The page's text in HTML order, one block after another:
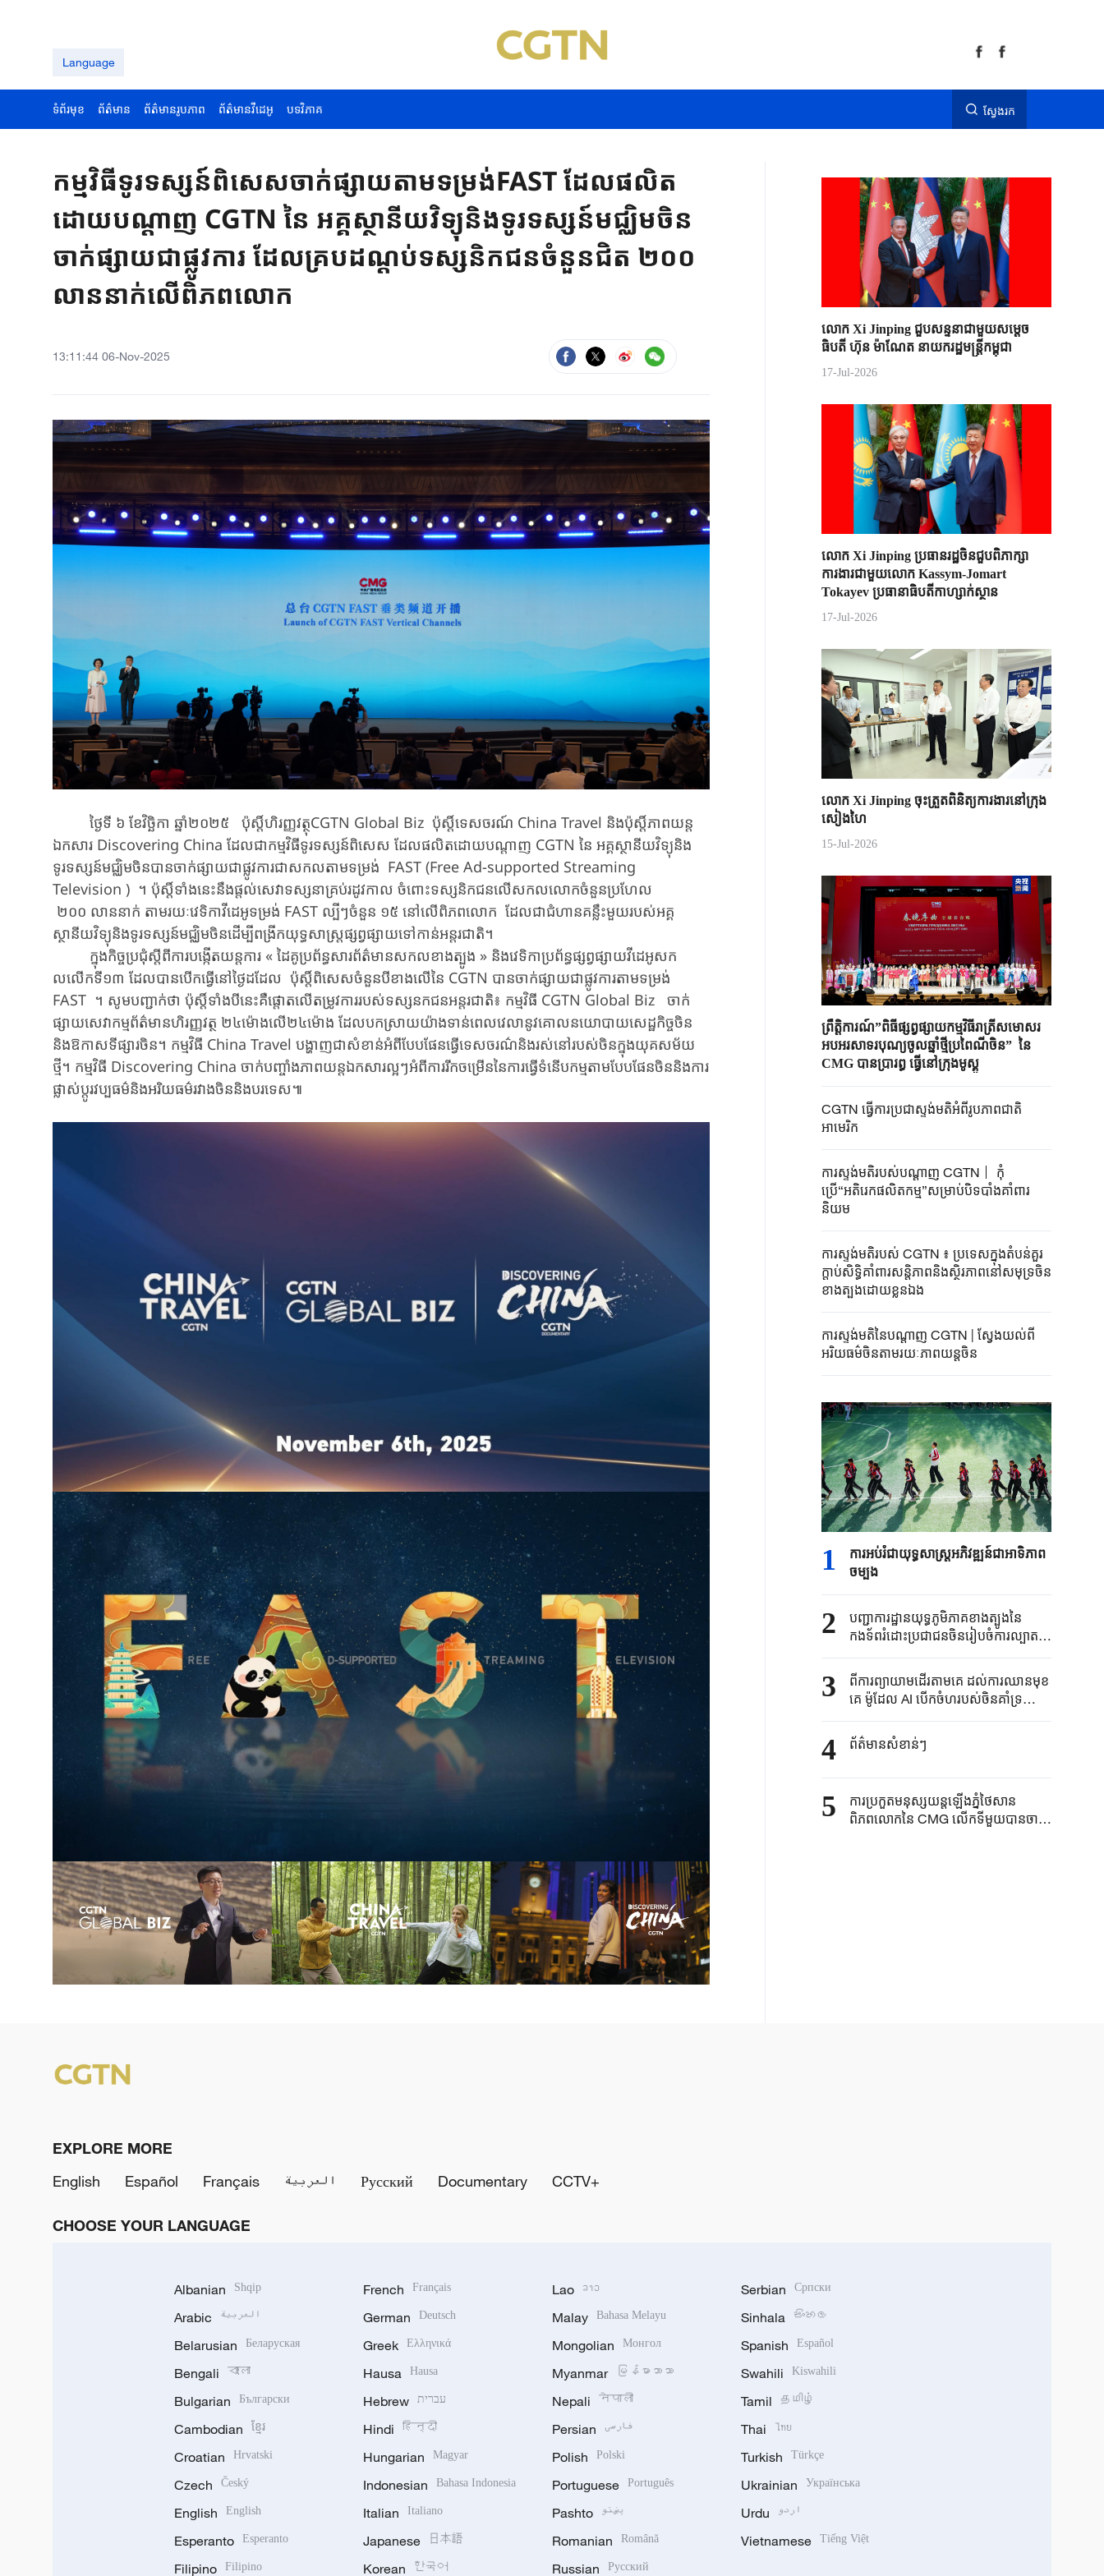
Language
ទំព័រមុខ ព័ត៌មាន ព័ត៌មានរូបភាព ព័ត៌មានវីដេអូ បទវិភាគ ស្វែងរក
កម្មវិធីទូរទស្សន៍ពិសេសចាក់ផ្សាយតាមទម្រង់FAST ដែលផលិត
ដោយបណ្តាញ CGTN នៃ អគ្គស្ថានីយវិទ្យុនិងទូរទស្សន៍មជ្ឈិមចិន
ចាក់ផ្សាយជាផ្លូវការ ដែលគ្របដណ្តប់ទស្សនិកជនចំនួនជិត ២០០
លាននាក់លើពិភពលោក
13:11:44 06-Nov-2025
ថ្ងៃទី ៦ ខែ​វិច្ឆិកា ឆ្នាំ២០២៥ ​​ ប៉ុស្តិ៍​​ហិរញ្ញវត្ថុ​CGTN Global Biz​ ​​ប៉ុស្តិ៍​​ទេសចរណ៍ ​China Travel​ ​​និង​ប៉ុស្តិ៍​ភាពយន្ត
ឯកសារ Discovering China ​ដែលជា​កម្មវិធី​ទូរទស្សន៍​​​ពិសេស​ ដែល​ផលិតដោយ​បណ្តាញ​ CGTN នៃ អគ្គស្ថានីយ​វិទ្យុនិង
ទូរទស្សន៍មជ្ឈិម​ចិន​​បាន​​ចាក់ផ្សាយ​ជាផ្លូវការ​ជា​សកល​តាម​ទម្រង់ FAST (Free Ad-supported Streaming
Television ) ។ ​​ប៉ុស្តិ៍​ទាំងនេះ​នឹង​ផ្តល់​សេវា​ទស្សនា​​គ្រប់​រដូវកាល​ ចំពោះ​​​ទស្សនិកជន​លើ​សកលលោក​​ចំនួន​ប្រហែល​​​
២០០ លាននាក់​ តាមរយៈ​វេទិកា​វីដេអូ​ទម្រង់ FAST ​ល្បីៗ​​ចំនួន ​១៥​ នៅលើពិភពលោក ដែល​ជា​ជំហាន​​គន្លឹះ​មួយ​របស់​​អគ្គ
ស្ថានីយ​វិទ្យុនិងទូរទស្សន៍មជ្ឈិម​ចិន​ដើម្បី​ពង្រីក​យុទ្ធសាស្ត្រ​ផ្សព្វផ្សាយទៅកាន់​អន្តរជាតិ។​​
ក្នុង​កិច្ចប្រជុំស្តីពីការ​បង្កើត​យន្តការ « ដៃគូប្រព័ន្ធសារព័ត៌មាន​សកលខាងត្បូង​ » ​​និង​វេទិកាប្រព័ន្ធ​ផ្សព្វផ្សាយ​វីដេអូសក
លលើកទី១៣​ ដែល​បាន​បើក​ធ្វើ​នៅ​ថ្ងៃដដែល ​​ប៉ុស្តិ៍​​ពិសេស​​ចំនួន​បី​ខាង​​លើ​​នៃ​ CGTN ​បាន​​ចាក់ផ្សាយ​ជាផ្លូវការ​តាម​ទម្រង់ ​
FAST ​។ ​សូមបញ្ជាក់ថា ​ប៉ុស្តិ៍​ទាំងបី​​នេះ​គឺ​ផ្តោត​លើ​តម្រូវការ​​របស់ទស្សនកជន​អន្តរជាតិ​៖ ​កម្មវិធី​ CGTN Global Biz​ ចាក់
ផ្សាយសេវាកម្ម​ព័ត៌មាន​ហិរញ្ញវត្ថ​ ​២៤ម៉ោង​លើ​២៤​ម៉ោង ​​ដែល​​បកស្រាយ​យ៉ាង​ទាន់ពេល​វេលា​នូវ​គោលនយោបាយ​សេដ្ឋកិច្ច​ចិន​
និង​ឱកាស​ទីផ្សារចិន។ ​កម្មវិធី​ China Travel​ ​​បង្ហាញ​ជា​សំខាន់​អំពី​បែបផែន​ធ្វើទេសចរ​ណ៌និង​រស់នៅ​របស់ចិន​ក្នុង​យុគសម័យ
ថ្មី។ ​កម្មវិធី ​Discovering China ​ចាក់​បញ្ចាំង​ភាពយន្ត​ឯកសារ​ល្អ​ៗ​អំពី​ការរីកចម្រើន​នៃ​ការធ្វើ​ទំនើបកម្ម​តាម​បែបផែនចិន​និង​ការ
ផ្លាស់ប្តូរ​វប្បធម៌និងអរិយធម៌​រវាងចិននិងបរទេស៕​
លោក Xi Jinping ជួបសន្ទនាជាមួយសម្តេច
ធិបតី ហ៊ុន ម៉ាណែត នាយករដ្ឋមន្ត្រីកម្ពុជា
17-Jul-2026
លោក Xi Jinping ប្រធានរដ្ឋចិន​ជួបពិភាក្សា​
ការងារជាមួយ​លោក Kassym-Jomart ​
Tokayev ​ប្រធានាធិបតី​កាហ្សាក់ស្ថាន​
17-Jul-2026
លោក Xi Jinping ចុះត្រួតពិនិត្យការងារនៅក្រុង
សៀងហៃ
15-Jul-2026
ព្រឹត្តិការណ៍​”​ពិធីផ្សព្វផ្សាយកម្មវិធីរាត្រីសមោសរ
អបអរសាទរបុណ្យចូលឆ្នាំថ្មីប្រពៃណីចិន​” នៃ
CMG បាន​ប្រារព្ធ ធ្វើនៅក្រុងមូស្គូ
CGTN ធ្វើការប្រជាស្ទង់មតិអំពីរូបភាពជាតិ
អាមេរិក
ការស្ទង់មតិរបស់បណ្តាញ CGTN丨 កុំ
ប្រើ“អតិរេកផលិតកម្ម”សម្រាប់បិទបាំងគាំពារ
និយម
ការស្ទង់មតិរបស់ CGTN ៖ ប្រទេសក្នុងតំបន់គួរ
ក្តាប់​សិទ្ធិ​គាំពារសន្តិភាព​និងស្ថិរភាពនៅសមុទ្រចិន
ខាងត្បូងដោយខ្លួនឯង
ការស្ទង់មតិនៃបណ្តាញ CGTN | ស្វែងយល់ពី
អរិយធម៌ចិនតាមរយៈភាពយន្តចិន
1
ការអប់រំជាយុទ្ធសាស្ត្រអភិវឌ្ឍន៍ជាអាទិភាព
ចម្បង
2
បញ្ជាការដ្ឋានយុទ្ធភូមិភាគខាងត្បូងនៃ
កងទ័ពរំដោះប្រជាជនចិនរៀបចំការល្បាត
ប្រុងជើងការនៅដែនទឹក ដែនអាកាសនិង
តំបន់ជុំវិញកោះ Huangyan ប្រទេសចិន
3
ពីការព្យាយាមដើរតាមគេ ដល់ការឈានមុខ
គេ ម៉ូដែល AI បើកចំហរបស់ចិនគាំទ្រយ៉ាង
ខ្លាំងដល់ការអភិវឌ្ឍនៃសេដ្ឋកិច្ចពិត
4 ព័ត៌មានសំខាន់ៗ
5
ការប្រកួតមនុស្សយន្តឡើងភ្នំថៃសាន
ពិភពលោកនៃ CMG លើកទីមួយបានចាប់
EXPLORE MORE
English
Español Français العربية Русский Documentary CCTV+
CHOOSE YOUR LANGUAGE
Albanian Shqip
Arabic العربية
Belarusian Беларуская
Bengali বাংলা
Bulgarian Български
Cambodian ខ្មែរ
Croatian Hrvatski
Czech Český
English English
Esperanto Esperanto
Filipino Filipino
French Français
German Deutsch
Greek Ελληνικά
Hausa Hausa
Hebrew עברית
Hindi हिन्दी
Hungarian Magyar
Indonesian Bahasa Indonesia
Italian Italiano
Japanese 日本語
Korean 한국어
Lao ລາວ
Malay Bahasa Melayu
Mongolian Монгол
Myanmar မြန်မာဘာသာ
Nepali नेपाली
Persian فارسی
Polish Polski
Portuguese Português
Pashto پښتو
Romanian Română
Russian Русский
Serbian Српски
Sinhala සිංහල
Spanish Español
Swahili Kiswahili
Tamil தமிழ்
Thai ไทย
Turkish Türkçe
Ukrainian Українська
Urdu اردو
Vietnamese Tiếng Việt